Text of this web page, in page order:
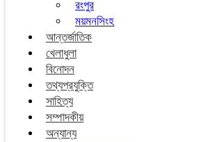
রংপুর
ময়মনসিংহ
আন্তর্জাতিক
খেলাধুলা
বিনোদন
তথ্যপ্রযুক্তি
সাহিত্য
সম্পাদকীয়
অন্যান্য